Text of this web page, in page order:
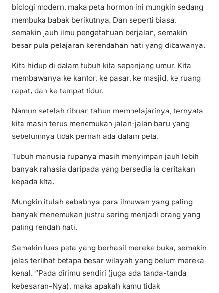
biologi modern, maka peta hormon ini mungkin sedang
membuka babak berikutnya. Dan seperti biasa,
semakin jauh ilmu pengetahuan berjalan, semakin
besar pula pelajaran kerendahan hati yang dibawanya.
Kita hidup di dalam tubuh kita sepanjang umur. Kita
membawanya ke kantor, ke pasar, ke masjid, ke ruang
rapat, dan ke tempat tidur.
Namun setelah ribuan tahun mempelajarinya, ternyata
kita masih terus menemukan jalan-jalan baru yang
sebelumnya tidak pernah ada dalam peta.
Tubuh manusia rupanya masih menyimpan jauh lebih
banyak rahasia daripada yang bersedia ia ceritakan
kepada kita.
Mungkin itulah sebabnya para ilmuwan yang paling
banyak menemukan justru sering menjadi orang yang
paling rendah hati.
Semakin luas peta yang berhasil mereka buka, semakin
jelas terlihat betapa besar wilayah yang belum mereka
kenal. “Pada dirimu sendiri (juga ada tanda-tanda
kebesaran-Nya), maka apakah kamu tidak